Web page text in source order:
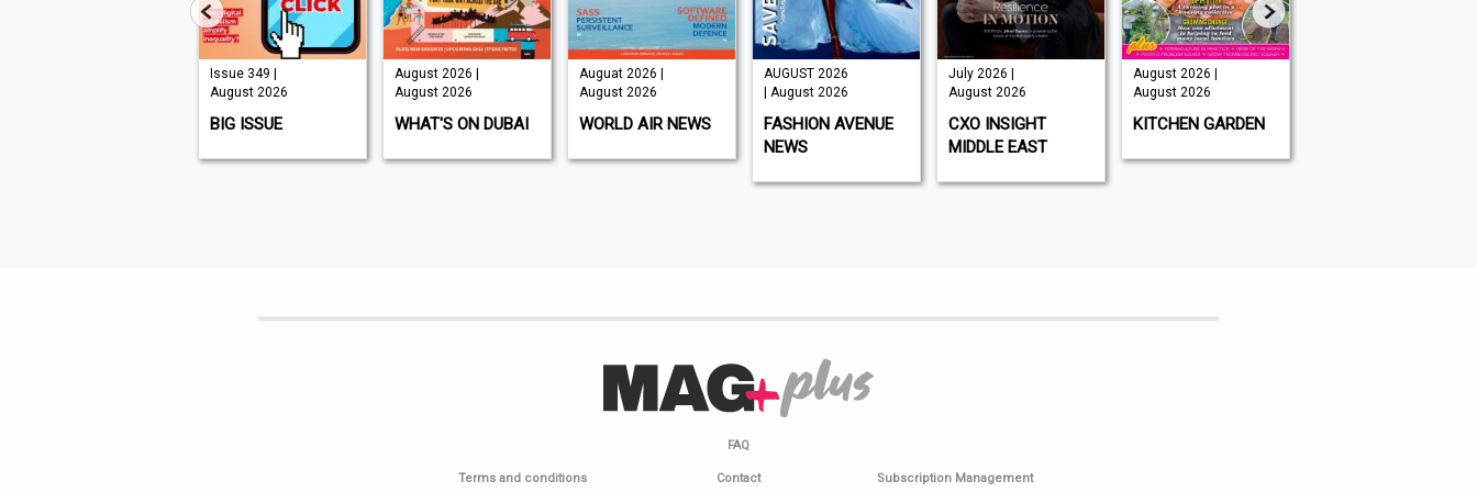
Issue 349 |
August 2026
BIG ISSUE
August 2026 |
August 2026
WHAT'S ON DUBAI
Auguat 2026 |
August 2026
WORLD AIR NEWS
AUGUST 2026
| August 2026
FASHION AVENUE
NEWS
July 2026 |
August 2026
CXO INSIGHT
MIDDLE EAST
August 2026 |
August 2026
KITCHEN GARDEN
FAQ
Terms and conditions Contact Subscription Management